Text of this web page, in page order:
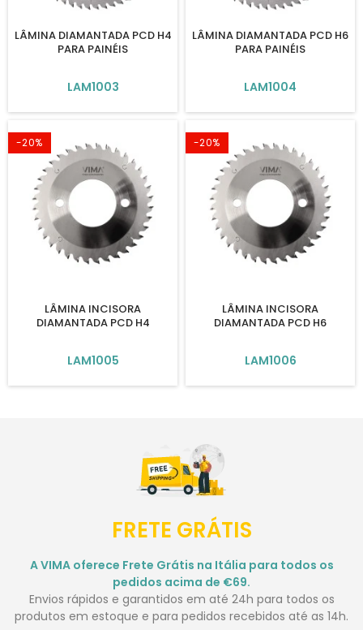
LÂMINA DIAMANTADA PCD H4
PARA PAINÉIS
LAM1003
LÂMINA DIAMANTADA PCD H6
PARA PAINÉIS
LAM1004
-20%
LÂMINA INCISORA
DIAMANTADA PCD H4
LAM1005
-20%
LÂMINA INCISORA
DIAMANTADA PCD H6
LAM1006
FRETE GRÁTIS
A VIMA oferece Frete Grátis na Itália para todos os
pedidos acima de €69.
Envios rápidos e garantidos em até 24h para todos os
produtos em estoque e para pedidos recebidos até as 14h.